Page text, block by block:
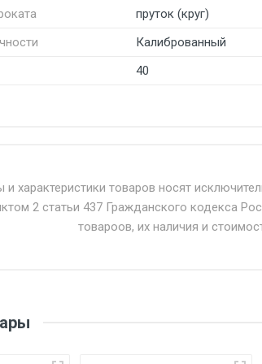
пруток (круг)
Калиброванный
40
осуществляется собственным и
на ТТК и Садовое кольцо + от 500.
понесенных расходов.
и характеристики товаров носят
2 статьи 437 Гражданского кодекса
товароов, их наличия и